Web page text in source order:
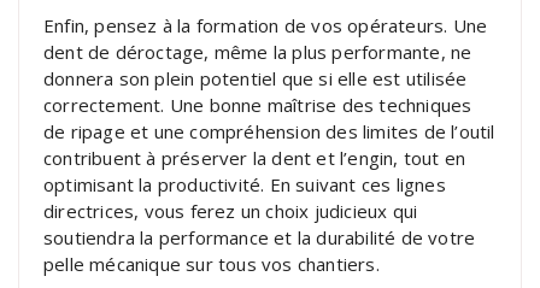
Enfin, pensez à la formation de vos opérateurs. Une
dent de déroctage, même la plus performante, ne
donnera son plein potentiel que si elle est utilisée
correctement. Une bonne maîtrise des techniques
de ripage et une compréhension des limites de l’outil
contribuent à préserver la dent et l’engin, tout en
optimisant la productivité. En suivant ces lignes
directrices, vous ferez un choix judicieux qui
soutiendra la performance et la durabilité de votre
pelle mécanique sur tous vos chantiers.